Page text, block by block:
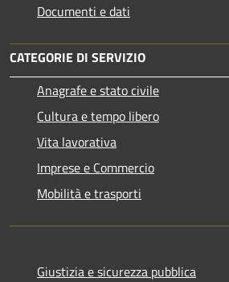
Documenti e dati
CATEGORIE DI SERVIZIO
Anagrafe e stato civile
Cultura e tempo libero
Vita lavorativa
Imprese e Commercio
Mobilità e trasporti
Giustizia e sicurezza pubblica